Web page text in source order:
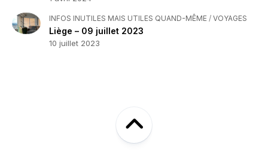
INFOS INUTILES MAIS UTILES QUAND-MÊME / VOYAGES
Liège – 09 juillet 2023
10 juillet 2023